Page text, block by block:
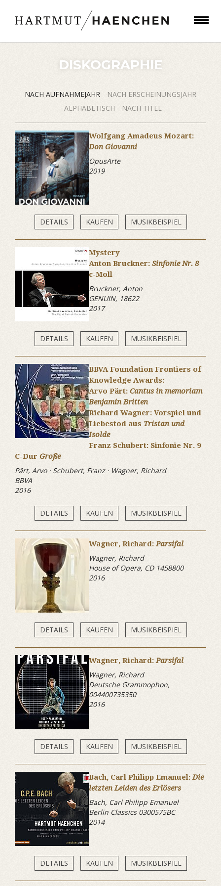
DISKOGRAPHIE
NACH AUFNAHMEJAHR
NACH ERSCHEINUNGSJAHR
ALPHABETISCH
NACH TITEL
Wolfgang Amadeus Mozart:
Don Giovanni
OpusArte
2019
DETAILS KAUFEN MUSIKBEISPIEL
Mystery
Anton Bruckner: Sinfonie Nr. 8
c-Moll
Bruckner, Anton
GENUIN, 18622
2017
DETAILS KAUFEN MUSIKBEISPIEL
BBVA Foundation Frontiers of
Knowledge Awards:
Arvo Pärt: Cantus in memoriam
Benjamin Britten
Richard Wagner: Vorspiel und
Liebestod aus Tristan und
Isolde
Franz Schubert: Sinfonie Nr. 9
C-Dur Große
Pärt, Arvo · Schubert, Franz · Wagner, Richard
BBVA
2016
DETAILS KAUFEN MUSIKBEISPIEL
Wagner, Richard:Parsifal
Wagner, Richard
House of Opera, CD 1458800
2016
DETAILS KAUFEN MUSIKBEISPIEL
Wagner, Richard:Parsifal
Wagner, Richard
Deutsche Grammophon,
004400735350
2016
DETAILS KAUFEN MUSIKBEISPIEL
Bach, Carl Philipp Emanuel:Die
letzten Leiden des Erlösers
Bach, Carl Philipp Emanuel
Berlin Classics 0300575BC
2014
DETAILS KAUFEN MUSIKBEISPIEL